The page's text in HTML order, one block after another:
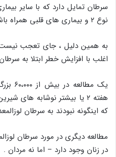
سرطان تمایل دارد که با سایر
نوع ۲ و بیماری های قلبی همراه باشد.
به همین دلیل ، جای تعجب
اغلب با افزایش خطر ابتلا به
یک
که اینگونه نبودند به سرطان
مطالعه دیگری در مورد سرطان
در زنان وجود دارد – اما نه مردان .